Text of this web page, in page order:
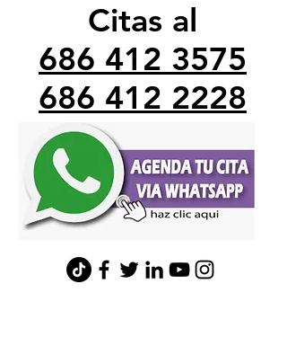
Citas al
686 412 3575
686 412 2228
minefrologo@gmail.com